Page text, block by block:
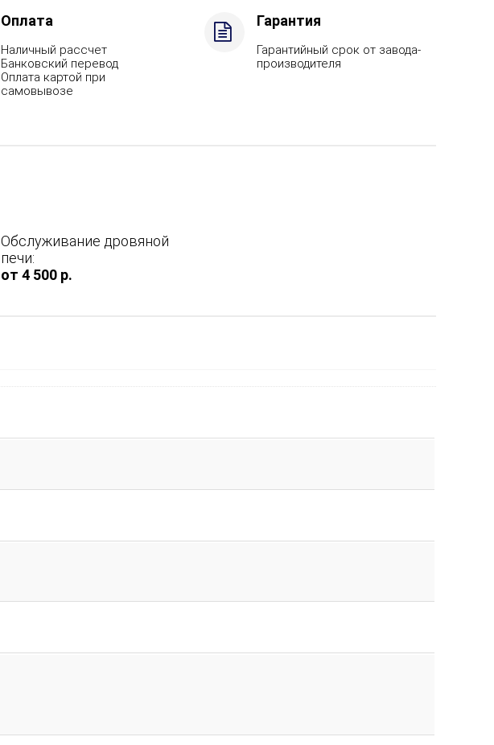
Оплата
Наличный рассчет
Банковский перевод
Оплата картой при
самовывозе
Гарантия
Гарантийный срок от завода-
производителя
Обслуживание дровяной
печи:
от 4 500 р.